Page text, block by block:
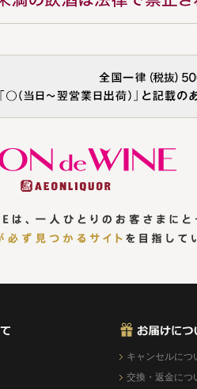
キャンセルにつ
交換・返金につ